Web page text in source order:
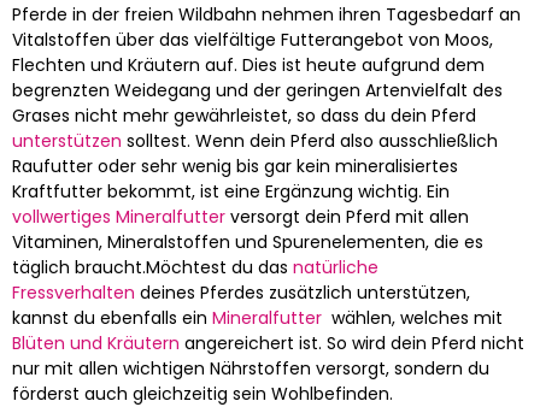
Pferde in der freien Wildbahn nehmen ihren Tagesbedarf an
Vitalstoffen über das vielfältige Futterangebot von Moos,
Flechten und Kräutern auf. Dies ist heute aufgrund dem
begrenzten Weidegang und der geringen Artenvielfalt des
Grases nicht mehr gewährleistet, so dass du dein Pferd
unterstützen solltest. Wenn dein Pferd also ausschließlich
Raufutter oder sehr wenig bis gar kein mineralisiertes
Kraftfutter bekommt, ist eine Ergänzung wichtig. Ein
vollwertiges Mineralfutter versorgt dein Pferd mit allen
Vitaminen, Mineralstoffen und Spurenelementen, die es
täglich braucht.Möchtest du das natürliche
Fressverhalten deines Pferdes zusätzlich unterstützen,
kannst du ebenfalls ein Mineralfutter wählen, welches mit
Blüten und Kräutern angereichert ist. So wird dein Pferd nicht
nur mit allen wichtigen Nährstoffen versorgt, sondern du
förderst auch gleichzeitig sein Wohlbefinden.